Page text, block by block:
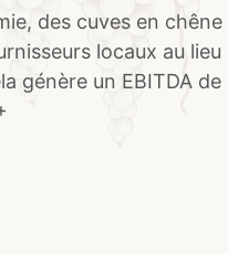
des cuves en chêne
locaux au lieu
génère un EBITDA de